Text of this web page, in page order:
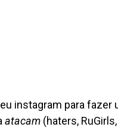
instagram para fazer
atacam (haters,